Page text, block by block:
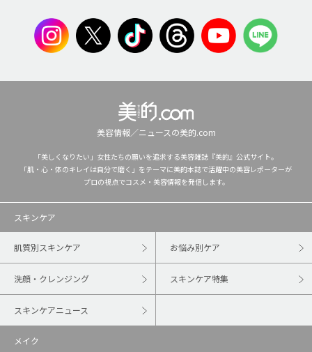
美容情報／ニュースの美的.com
「美しくなりたい」女性たちの願いを追求する美容雑誌『美的』公式サイト。
「肌・心・体のキレイは自分で磨く」をテーマに美的本誌で活躍中の美容レポーターが
プロの視点でコスメ・美容情報を発信します。
スキンケア
肌質別スキンケア お悩み別ケア
洗顔・クレンジング スキンケア特集
スキンケアニュース
メイク